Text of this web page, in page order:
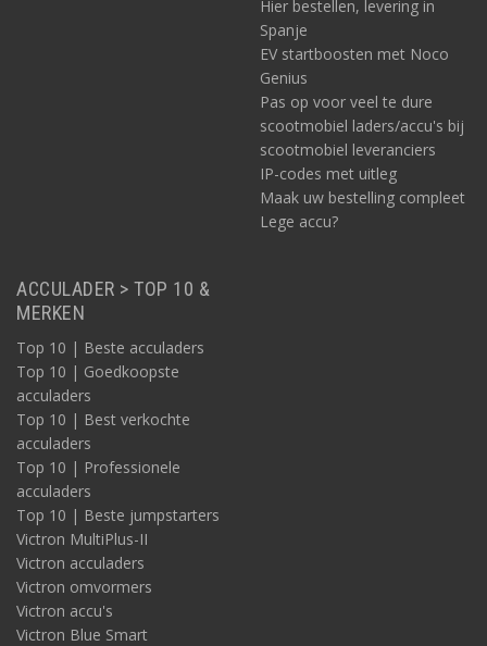
Hier bestellen, levering in
Spanje
EV startboosten met Noco
Genius
Pas op voor veel te dure
scootmobiel laders/accu's bij
scootmobiel leveranciers
IP-codes met uitleg
Maak uw bestelling compleet
Lege accu?
ACCULADER > TOP 10 &
MERKEN
Top 10 | Beste acculaders
Top 10 | Goedkoopste
acculaders
Top 10 | Best verkochte
acculaders
Top 10 | Professionele
acculaders
Top 10 | Beste jumpstarters
Victron MultiPlus-II
Victron acculaders
Victron omvormers
Victron accu's
Victron Blue Smart